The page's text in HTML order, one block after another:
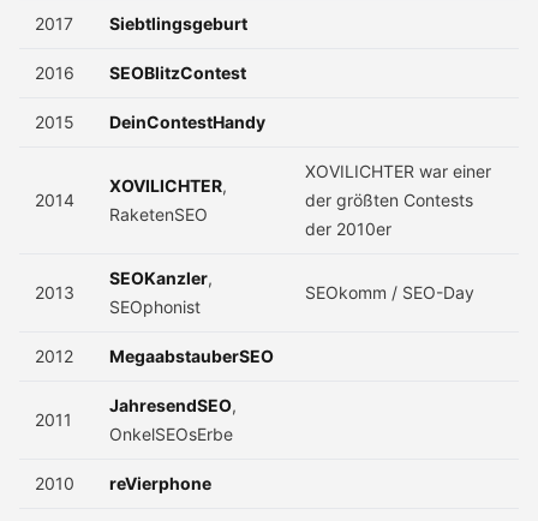
2017 Siebtlingsgeburt
2016 SEOBlitzContest
2015 DeinContestHandy
2014
XOVILICHTER,
RaketenSEO
XOVILICHTER war einer
der größten Contests
der 2010er
2013
SEOKanzler,
SEOphonist
SEOkomm / SEO-Day
2012 MegaabstauberSEO
2011
JahresendSEO,
OnkelSEOsErbe
2010 reVierphone